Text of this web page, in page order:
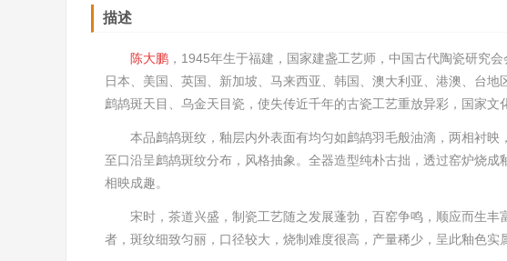
描述
陈大鹏 ，1945年生于福建，国家建盏工艺师，中国古代陶瓷研究
日本、美国、英国、新加坡、马来西亚、韩国、澳大利亚、港澳、台
鹧鸪斑天目、乌金天目瓷，使失传近千年的古瓷工艺重放异彩， 国家文
本品鹧鸪斑纹，釉层内外表面有均匀如鹧鸪羽毛般油滴，两相衬
至口沿呈鹧鸪斑纹分布，风格抽象。全器造型纯朴古拙，透过窑炉烧
相映成趣。
宋时，茶道兴盛，制瓷工艺随之发展蓬勃，百窑争鸣，顺应而生
者，斑纹细致匀丽，口径较大，烧制难度很高，产量稀少，呈此釉色实